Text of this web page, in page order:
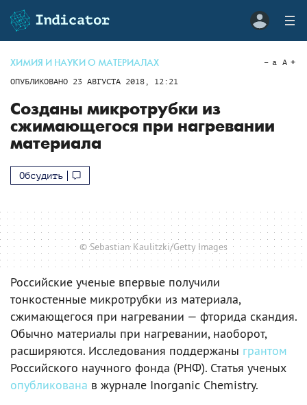
ХИМИЯ И НАУКИ О МАТЕРИАЛАХ
ОПУБЛИКОВАНО 23 АВГУСТА 2018, 12:21
a A
Созданы микротрубки из
сжимающегося при нагревании
материала
Обсудить
© Sebastian Kaulitzki/Getty Images
Российские ученые впервые получили
тонкостенные микротрубки из материала,
сжимающегося при нагревании — фторида скандия.
Обычно материалы при нагревании, наоборот,
расширяются. Исследования поддержаны грантом
Российского научного фонда (РНФ). Статья ученых
опубликована в журнале Inorganic Chemistry.